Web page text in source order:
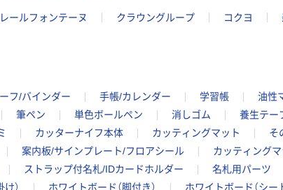
ールフォンテーヌ クラウングループ コクヨ
フ/バインダー 手帳/カレンダー 学習帳 油性
筆ペン 単色ボールペン 消しゴム 養生テー
カッターナイフ本体 カッティングマット そ
案内板/サインプレート/フロアシール カッティング
ストラップ付名札/IDカードホルダー 名札用パーツ
） ホワイトボード（脚付き） ホワイトボード（シー